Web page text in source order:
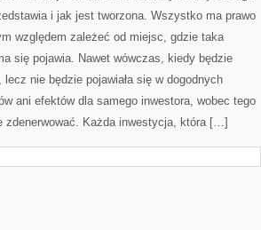
PRZEDE
i jak jest tworzona. Wszystko ma prawo
względem zależeć od miejsc, gdzie taka
się pojawia. Nawet wówczas, kiedy będzie
lecz nie będzie pojawiała się w dogodnych
ani efektów dla samego inwestora, wobec tego
zdenerwować. Każda inwestycja, która […]